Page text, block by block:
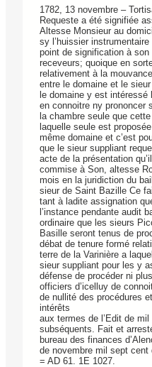
1782, 13 novembre –
Requeste a été signifiée
Altesse Monsieur au
sy l’huissier
point de signification à
receveurs; quoique en
relativement à la
entre le domaine et le
le domaine y est intéressé
en connoitre ny prononcer
la chambre seule que
laquelle seule est
même domaine et c’est
que le sieur suppliant
acte de la présentation
commise à Son, altesse
mois en la juridiction du
sieur de Saint Bazille Ce
tant à ladite assignation
l’instance pendante audit
ordinaire que les sieurs
Basille seront tenus de
débat de tenure formé
terre de la Varinière a
sieur suppliant pour les y
défense de procéder ni
officiers d’icelluy de
de nullité des procédures
intérêts
aux termes de l’Edit de
subséquents. Fait et
bureau des finances
de novembre mil sept cent
= AD 61. 1E 1027.